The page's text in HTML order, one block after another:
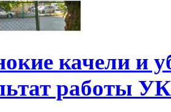
качели и
работы